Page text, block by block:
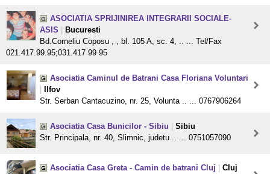
ASOCIATIA SPRIJINIREA INTEGRARII SOCIALE-
ASIS
Bucuresti
Bd.Corneliu Coposu , , bl. 105 A, sc. 4, .. ... Tel/Fax
021.417.99.95;031.417 99 95
Asociatia Caminul de Batrani Casa Floriana Voluntari
Ilfov
Str. Serban Cantacuzino, nr. 25, Volunta .. ... 0767906264
Asociatia Casa Bunicilor - Sibiu
Sibiu
Str. Principala, nr. 40, Slimnic, judetu .. ... 0751057090
Asociatia Casa Greta - Camin de batrani Cluj
Cluj